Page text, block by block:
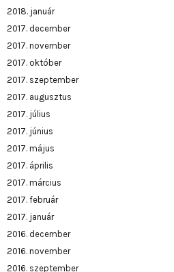
2018. január
2017. december
2017. november
2017. október
2017. szeptember
2017. augusztus
2017. július
2017. június
2017. május
2017. április
2017. március
2017. február
2017. január
2016. december
2016. november
2016. szeptember